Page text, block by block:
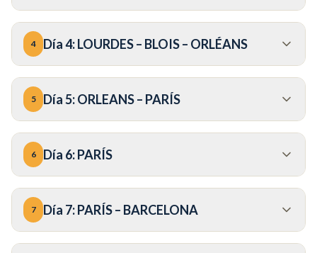
4 Día4:LOURDES – BLOIS – ORLÉANS
5 Día5:ORLEANS – PARÍS
6 Día 6:PARÍS
7 Día 7:PARÍS – BARCELONA